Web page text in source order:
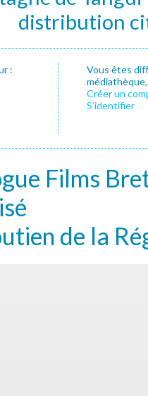
distribution
:
Vous êtes
Créer un
S’identifier
Films
de la